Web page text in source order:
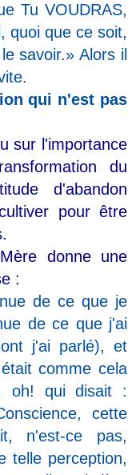
Tu VOUDRAS,
quoi que ce soit,
savoir.» Alors il
qui n'est pas
sur l'importance
du
d'abandon
pour être
donne une
:
de ce que je
de ce que j'ai
j'ai parlé), et
comme cela
oh! qui disait :
cette
n'est-ce pas,
telle perception,